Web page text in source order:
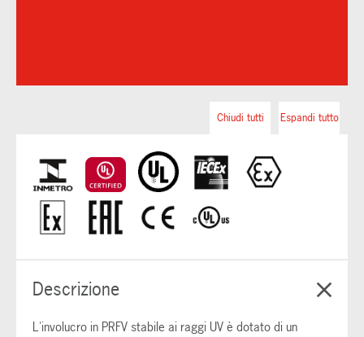
Espandi tutto
Chiudi tutti
Descrizione
L'involucro in PRFV stabile ai raggi UV è dotato di un